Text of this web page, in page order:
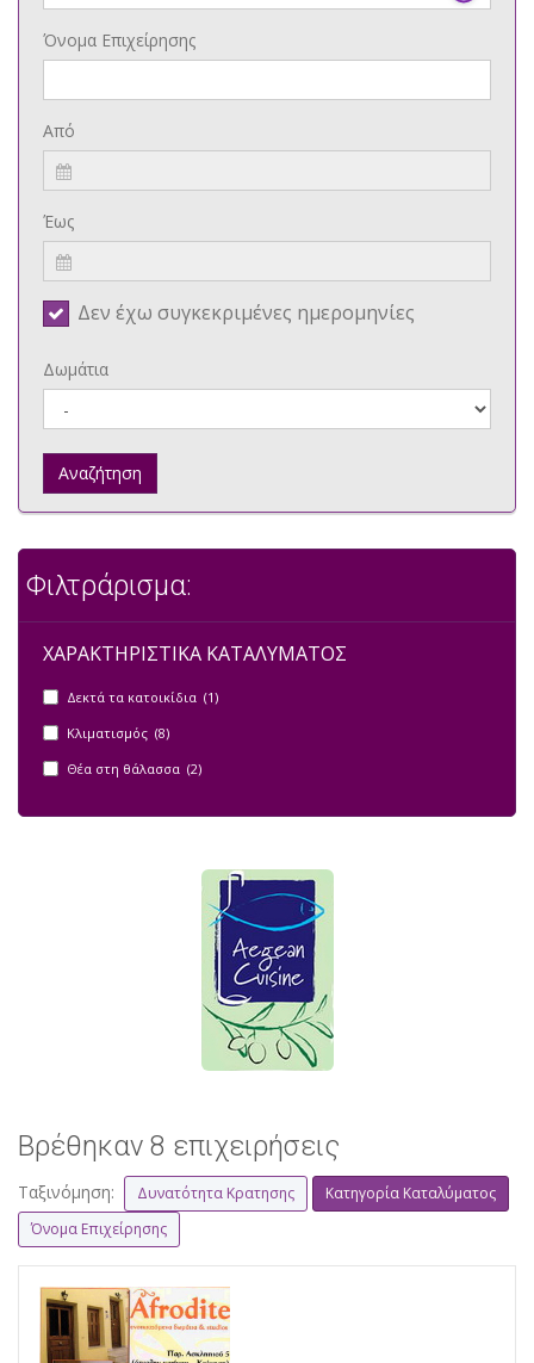
Όνομα Επιχείρησης
Από
Έως
Δεν έχω συγκεκριμένες ημερομηνίες
Δωμάτια
Αναζήτηση
Φιλτράρισμα:
ΧΑΡΑΚΤΗΡΙΣΤΙΚΑ ΚΑΤΑΛΥΜΑΤΟΣ
Δεκτά τα κατοικίδια (1)
Κλιματισμός (8)
Θέα στη θάλασσα (2)
Βρέθηκαν 8 επιχειρήσεις
Ταξινόμηση: Δυνατότητα Κρατησης
Κατηγορία Καταλύματος
Όνομα Επιχείρησης